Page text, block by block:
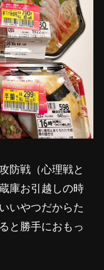
防戦（心理戦と
庫お引越しの時
いやつだからた
と勝手におもっ